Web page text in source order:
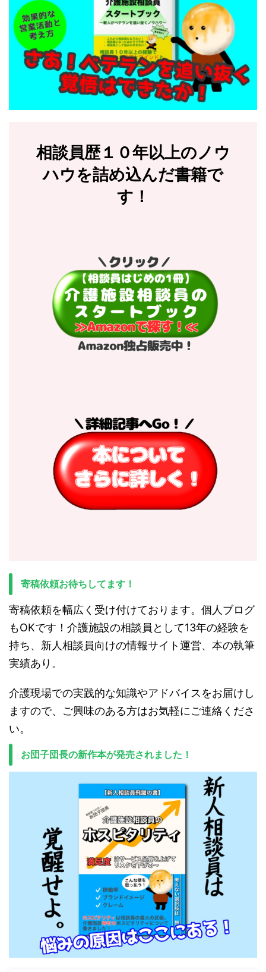
相談員歴１０年以上のノウ
ハウを詰め込んだ書籍で
す！
寄稿依頼お待ちしてます！
寄稿依頼を幅広く受け付けております。個人ブログ
もOKです！介護施設の相談員として13年の経験を
持ち、新人相談員向けの情報サイト運営、本の執筆
実績あり。
介護現場での実践的な知識やアドバイスをお届けし
ますので、ご興味のある方はお気軽にご連絡くださ
い。
お団子団長の新作本が発売されました！